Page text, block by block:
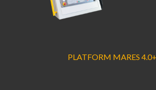
PLATFORM MARES 4.0+